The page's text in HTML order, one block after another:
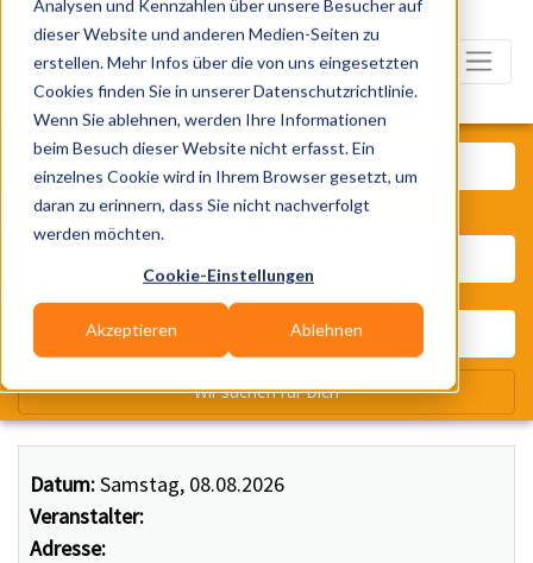
Analysen und Kennzahlen über unsere Besucher auf
dieser Website und anderen Medien-Seiten zu
erstellen. Mehr Infos über die von uns eingesetzten
Cookies finden Sie in unserer Datenschutzrichtlinie.
Wenn Sie ablehnen, werden Ihre Informationen
beim Besuch dieser Website nicht erfasst. Ein
einzelnes Cookie wird in Ihrem Browser gesetzt, um
daran zu erinnern, dass Sie nicht nachverfolgt
werden möchten.
Cookie-Einstellungen
Akzeptieren Ablehnen
Datum:Samstag, 08.08.2026
Veranstalter:
Adresse:
Was? Künstler, Zelte, Bands,
Wir suchen für Dich